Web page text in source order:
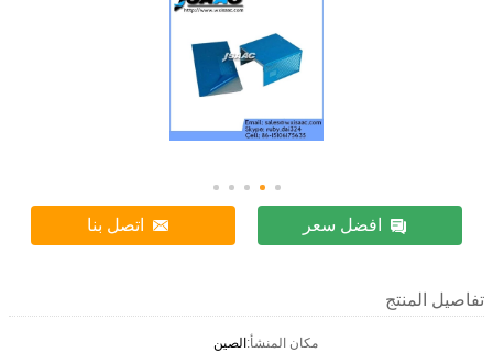
افضل سعر اتصل بنا
تفاصيل المنتج
مكان المنشأ:الصين